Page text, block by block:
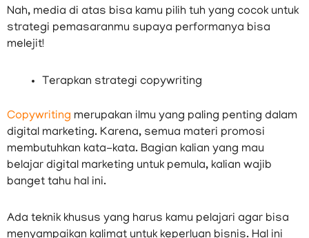
Nah, media di atas bisa kamu pilih tuh yang cocok untuk
strategi pemasaranmu supaya performanya bisa
melejit!
Terapkan strategi copywriting
Copywriting merupakan ilmu yang paling penting dalam
digital marketing. Karena, semua materi promosi
membutuhkan kata-kata. Bagian kalian yang mau
belajar digital marketing untuk pemula, kalian wajib
banget tahu hal ini.
Ada teknik khusus yang harus kamu pelajari agar bisa
menyampaikan kalimat untuk keperluan bisnis. Hal ini